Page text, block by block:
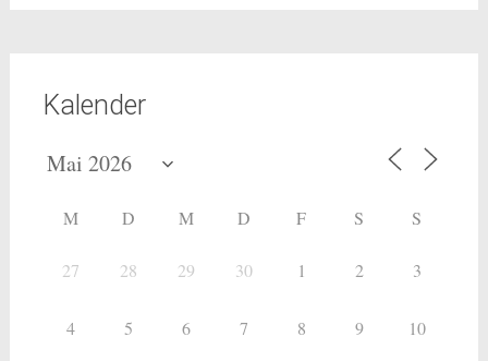
Kalender
M D M D F S S
27 28 29 30 1 2 3
4 5 6 7 8 9 10